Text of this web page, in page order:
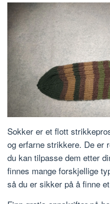
Sokker er et flott
og erfarne strikkere. De er
du kan tilpasse dem etter
finnes mange forskjellige
så du er sikker på å finne